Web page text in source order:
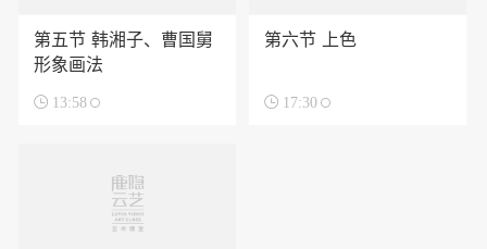
第五节 韩湘子、曹国舅
形象画法
 13:58
第六节 上色
 17:30